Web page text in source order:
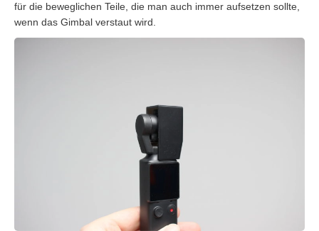
für die beweglichen Teile, die man auch immer aufsetzen sollte,
wenn das Gimbal verstaut wird.